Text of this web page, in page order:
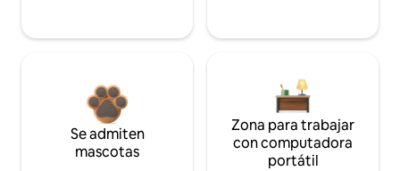
Se admiten
mascotas
Zona para trabajar
con computadora
portátil